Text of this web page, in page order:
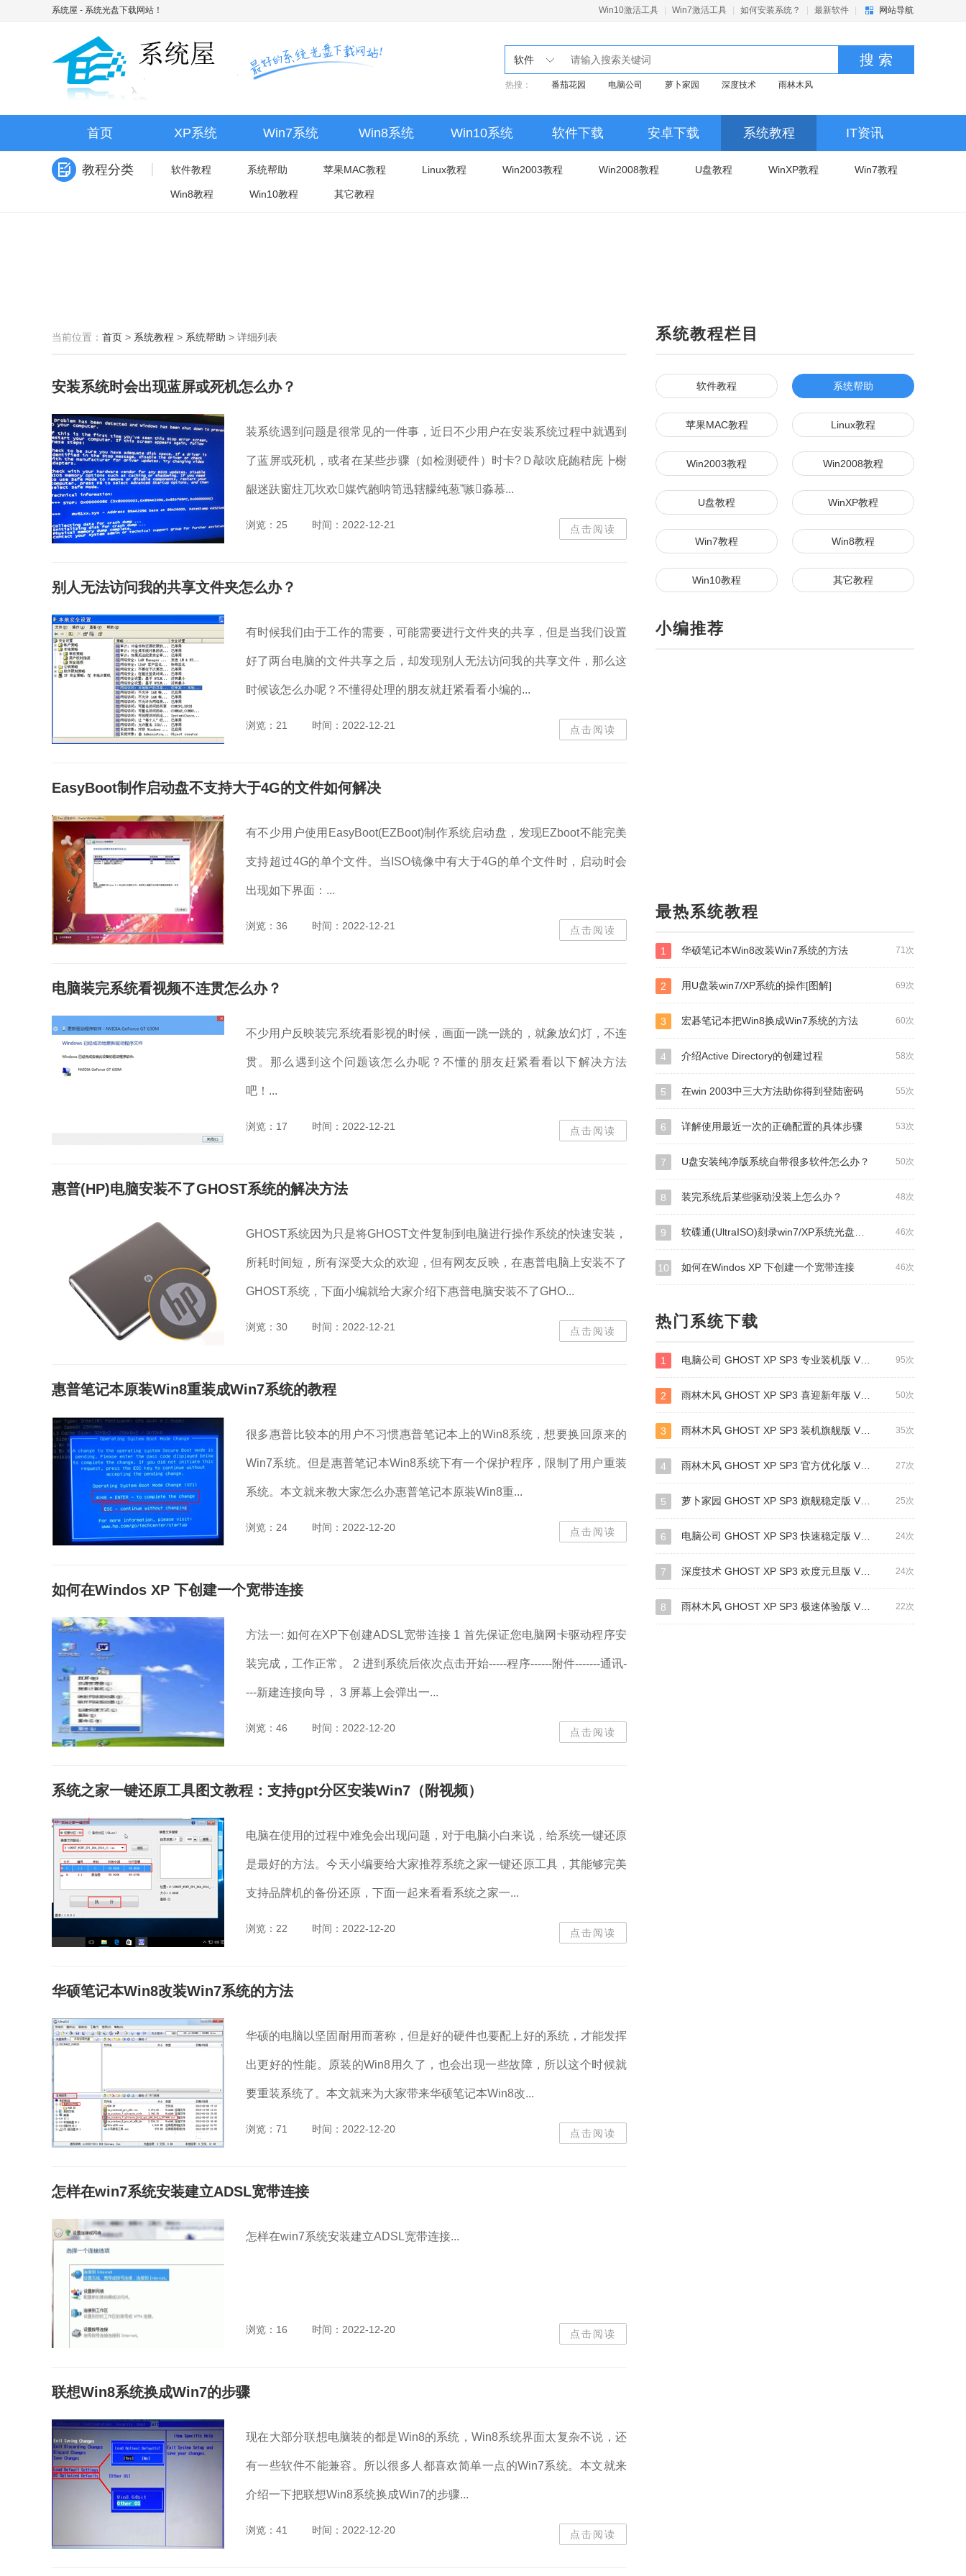
系统屋 - 系统光盘下载网站！ Win10激活工具 Win7激活工具 如何安装系统？ 最新软件 网站导航
软件 搜 索
热搜： 番茄花园 电脑公司 萝卜家园 深度技术 雨林木风
首页 XP系统 Win7系统 Win8系统 Win10系统 软件下载 安卓下载 系统教程 IT资讯
教程分类 软件教程 系统帮助 苹果MAC教程 Linux教程 Win2003教程 Win2008教程 U盘教程 WinXP教程 Win7教程
Win8教程 Win10教程 其它教程
当前位置： 首页 > 系统教程 > 系统帮助 > 详细列表
安装系统时会出现蓝屏或死机怎么办？
装系统遇到问题是很常见的一件事，近日不少用户在安装系统过程中就遇到
了蓝屏或死机，或者在某些步骤（如检测硬件）时卡?Ｄ敲吹庇龅秸庑┣榭
龈迷趺窗炷兀坎欢媒饩龅呐笥迅辖艨纯葱”嗾淼慕...
浏览：25 时间： 2022-12-21 点击阅读
别人无法访问我的共享文件夹怎么办？
有时候我们由于工作的需要，可能需要进行文件夹的共享，但是当我们设置
好了两台电脑的文件共享之后，却发现别人无法访问我的共享文件，那么这
时候该怎么办呢？不懂得处理的朋友就赶紧看看小编的...
浏览：21 时间： 2022-12-21 点击阅读
EasyBoot制作启动盘不支持大于4G的文件如何解决
有不少用户使用EasyBoot(EZBoot)制作系统启动盘，发现EZboot不能完美
支持超过4G的单个文件。当ISO镜像中有大于4G的单个文件时，启动时会
出现如下界面：...
浏览：36 时间： 2022-12-21 点击阅读
电脑装完系统看视频不连贯怎么办？
不少用户反映装完系统看影视的时候，画面一跳一跳的，就象放幻灯，不连
贯。那么遇到这个问题该怎么办呢？不懂的朋友赶紧看看以下解决方法
吧！...
浏览：17 时间： 2022-12-21 点击阅读
惠普(HP)电脑安装不了GHOST系统的解决方法
GHOST系统因为只是将GHOST文件复制到电脑进行操作系统的快速安装，
所耗时间短，所有深受大众的欢迎，但有网友反映，在惠普电脑上安装不了
GHOST系统，下面小编就给大家介绍下惠普电脑安装不了GHO...
浏览：30 时间： 2022-12-21 点击阅读
惠普笔记本原装Win8重装成Win7系统的教程
很多惠普比较本的用户不习惯惠普笔记本上的Win8系统，想要换回原来的
Win7系统。但是惠普笔记本Win8系统下有一个保护程序，限制了用户重装
系统。本文就来教大家怎么办惠普笔记本原装Win8重...
浏览：24 时间： 2022-12-20 点击阅读
如何在Windos XP 下创建一个宽带连接
方法一: 如何在XP下创建ADSL宽带连接 1 首先保证您电脑网卡驱动程序安
装完成，工作正常。 2 进到系统后依次点击开始-----程序------附件-------通讯-
---新建连接向导， 3 屏幕上会弹出一...
浏览：46 时间： 2022-12-20 点击阅读
系统之家一键还原工具图文教程：支持gpt分区安装Win7（附视频）
电脑在使用的过程中难免会出现问题，对于电脑小白来说，给系统一键还原
是最好的方法。今天小编要给大家推荐系统之家一键还原工具，其能够完美
支持品牌机的备份还原，下面一起来看看系统之家一...
浏览：22 时间： 2022-12-20 点击阅读
华硕笔记本Win8改装Win7系统的方法
华硕的电脑以坚固耐用而著称，但是好的硬件也要配上好的系统，才能发挥
出更好的性能。原装的Win8用久了，也会出现一些故障，所以这个时候就
要重装系统了。本文就来为大家带来华硕笔记本Win8改...
浏览：71 时间： 2022-12-20 点击阅读
怎样在win7系统安装建立ADSL宽带连接
怎样在win7系统安装建立ADSL宽带连接...
浏览：16 时间： 2022-12-20 点击阅读
联想Win8系统换成Win7的步骤
现在大部分联想电脑装的都是Win8的系统，Win8系统界面太复杂不说，还
有一些软件不能兼容。所以很多人都喜欢简单一点的Win7系统。本文就来
介绍一下把联想Win8系统换成Win7的步骤...
浏览：41 时间： 2022-12-20 点击阅读
系统教程栏目
软件教程 系统帮助
苹果MAC教程 Linux教程
Win2003教程 Win2008教程
U盘教程 WinXP教程
Win7教程 Win8教程
Win10教程 其它教程
小编推荐
最热系统教程
71次
1 华硕笔记本Win8改装Win7系统的方法
69次
2 用U盘装win7/XP系统的操作[图解]
60次
3 宏碁笔记本把Win8换成Win7系统的方法
58次
4 介绍Active Directory的创建过程
55次
5 在win 2003中三大方法助你得到登陆密码
53次
6 详解使用最近一次的正确配置的具体步骤
50次
7 U盘安装纯净版系统自带很多软件怎么办？
48次
8 装完系统后某些驱动没装上怎么办？
46次
9 软碟通(UltraISO)刻录win7/XP系统光盘教程
46次
10 如何在Windos XP 下创建一个宽带连接
热门系统下载
95次
1 电脑公司 GHOST XP SP3 专业装机版 V2016.10
50次
2 雨林木风 GHOST XP SP3 喜迎新年版 V2017.01
35次
3 雨林木风 GHOST XP SP3 装机旗舰版 V2017.02
27次
4 雨林木风 GHOST XP SP3 官方优化版 V2017.06
25次
5 萝卜家园 GHOST XP SP3 旗舰稳定版 V2017.07
24次
6 电脑公司 GHOST XP SP3 快速稳定版 V2016.11
24次
7 深度技术 GHOST XP SP3 欢度元旦版 V2017.01
22次
8 雨林木风 GHOST XP SP3 极速体验版 V2017.08